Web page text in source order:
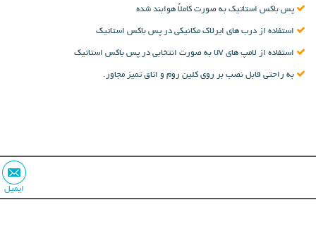
پس باکس استاتیک به صورت کاملاً هوابند شده
استفاده از درب های ایرلاک مکانیکی در پس باکس استاتیک
استفاده از لامپ های uv به صورت انتخابی در پس باکس استاتیک
به راحتی قابل نصب بر روی کلین روم و اتاق تمیز مجاور.
ایمیل